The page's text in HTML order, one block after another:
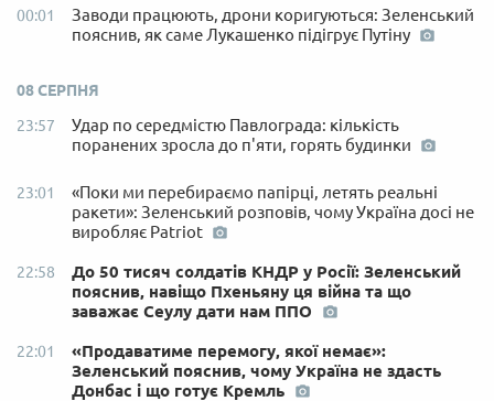
00:01
Заводи працюють, дрони коригуються: Зеленський
пояснив, як саме Лукашенко підігрує Путіну
08 СЕРПНЯ
23:57
Удар по середмістю Павлограда: кількість
поранених зросла до п'яти, горять будинки
23:01
«Поки ми перебираємо папірці, летять реальні
ракети»: Зеленський розповів, чому Україна досі не
виробляє Patriot
22:58
До 50 тисяч солдатів КНДР у Росії: Зеленський
пояснив, навіщо Пхеньяну ця війна та що
заважає Сеулу дати нам ППО
22:01
«Продаватиме перемогу, якої немає»:
Зеленський пояснив, чому Україна не здасть
Донбас і що готує Кремль